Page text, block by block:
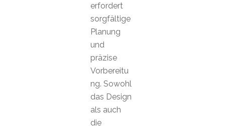
erfordert
sorgfältige
Planung
und
präzise
Vorbereitu
ng. Sowohl
das Design
als auch
die